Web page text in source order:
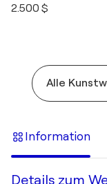
2.500 $
Alle
Information
Details zum